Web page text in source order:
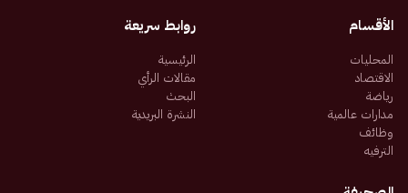
الأقسام
المحليات
الاقتصاد
رياضة
مدارات عالمية
وظائف
الترفيه
روابط سريعة
الرئيسية
مقالات الرأي
البحث
النشرة البريدية